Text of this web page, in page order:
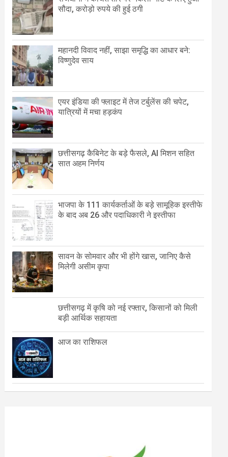
सौदा, करोड़ो रुपये की हुई ठगी
महानदी विवाद नहीं, साझा समृद्धि का आधार बने:
विष्णुदेव साय
एयर इंडिया की फ्लाइट में तेज टर्बुलेंस की चपेट,
यात्रियों में मचा हड़कंप
छत्तीसगढ़ कैबिनेट के बड़े फैसले, AI मिशन सहित
सात अहम निर्णय
भाजपा के 111 कार्यकर्ताओं के बड़े सामूहिक इस्तीफे
के बाद अब 26 और पदाधिकारी ने इस्तीफा
सावन के सोमवार और भी होंगे खास, जानिए कैसे
मिलेगी असीम कृपा
छत्तीसगढ़ में कृषि को नई रफ्तार, किसानों को मिली
बड़ी आर्थिक सहायता
आज का राशिफल